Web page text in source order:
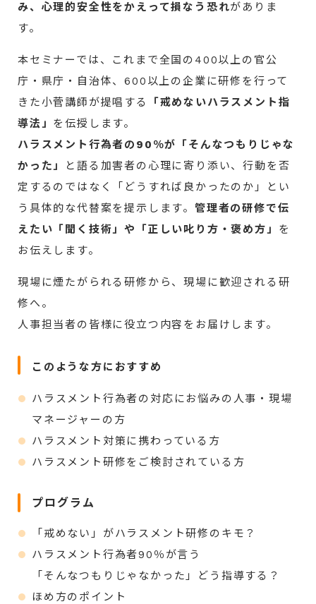
み、心理的安全性をかえって損なう恐れがありま
す。
本セミナーでは、これまで全国の400以上の官公
庁・県庁・自治体、600以上の企業に研修を行って
きた小菅講師が提唱する
「戒めないハラスメント指
導法」 を伝授します。
ハラスメント行為者の90％が「そんなつもりじゃな
かった」
と語る加害者の心理に寄り添い、行動を否
定するのではなく「どうすれば良かったのか」とい
う具体的な代替案を提示します。管理者の研修で伝
えたい「聞く技術」や「正しい叱り方・褒め方」 を
お伝えします。
現場に煙たがられる研修から、現場に歓迎される研
修へ。
人事担当者の皆様に役立つ内容をお届けします。
このような方におすすめ
ハラスメント行為者の対応にお悩みの人事・現場
マネージャーの方
ハラスメント対策に携わっている方
ハラスメント研修をご検討されている方
プログラム
「戒めない」がハラスメント研修のキモ？
ハラスメント行為者90％が言う
「そんなつもりじゃなかった」どう指導する？
ほめ方のポイント